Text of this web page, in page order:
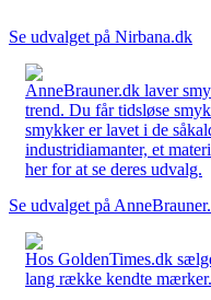
Se udvalget på Nirbana.dk
AnneBrauner.dk laver
trend. Du får tidsløse
smykker er lavet i de
industridiamanter, et
her for at se deres udvalg.
Se udvalget på
Hos GoldenTimes.dk
lang række kendte